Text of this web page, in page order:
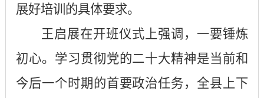
展好培训的具体要求。
王启展在开班仪式上强调，一要锤炼
初心。学习贯彻党的二十大精神是当前和
今后一个时期的首要政治任务，全县上下